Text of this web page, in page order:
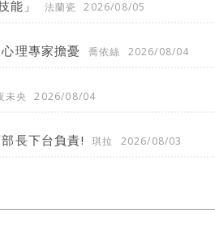
能」 法蘭瓷 2026/08/05
理專家擔憂 喬依絲 2026/08/04
未央 2026/08/04
長下台負責! 琪拉 2026/08/03